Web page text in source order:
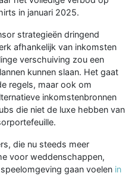
in januari 2025.
strategieën dringend
afhankelijk van inkomsten
verschuiving zou een
kunnen slaan. Het gaat
regels, maar ook om
inkomstenbronnen
die niet de luxe hebben van
die nu steeds meer
voor weddenschappen,
gaan voelen in